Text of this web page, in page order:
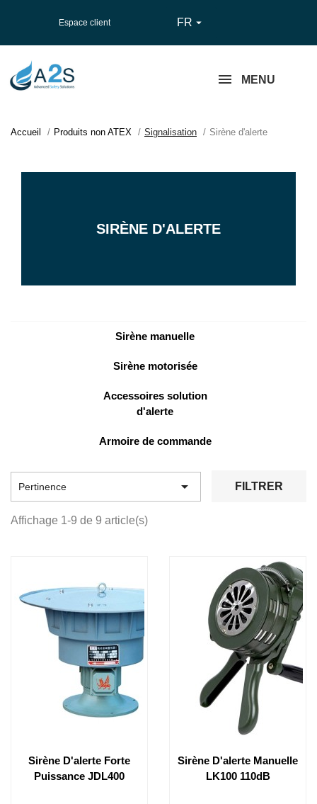
Espace client FR 
MENU
Accueil Produits non ATEX Signalisation Sirène d'alerte
SIRÈNE D'ALERTE
Sirène manuelle
Sirène motorisée
Accessoires solution
d'alerte
Armoire de commande
Pertinence  FILTRER
Affichage 1-9 de 9 article(s)
Sirène D'alerte Forte
Puissance JDL400
Sirène D'alerte Manuelle
LK100 110dB